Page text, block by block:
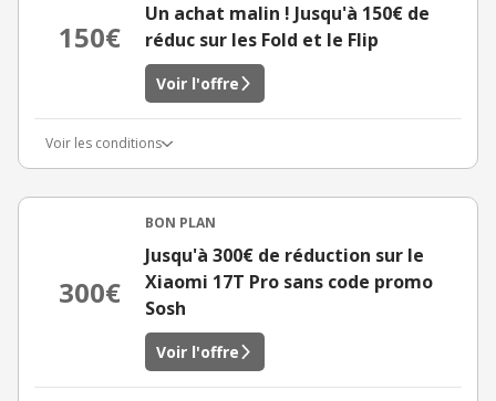
150€
Un achat malin ! Jusqu'à 150€ de
réduc sur les Fold et le Flip
Voir l'offre
Voir les conditions
300€
BON PLAN
Jusqu'à 300€ de réduction sur le
Xiaomi 17T Pro sans code promo
Sosh
Voir l'offre